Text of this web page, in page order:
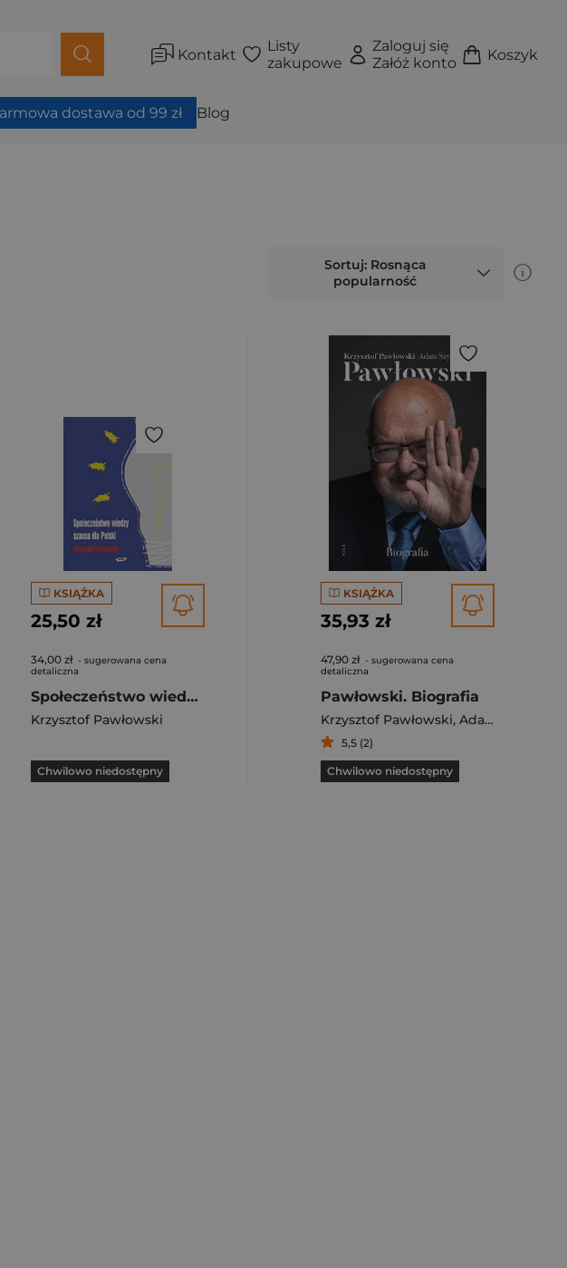
Kontakt
Listy
zakupowe
Zaloguj się
Załóż konto
Koszyk
dostawa od 99 zł Blog
Sortuj: Rosnąca
popularność
KSIĄŻKA
25,50 zł
34,00 zł - sugerowana cena
detaliczna
Społeczeństwo wiedzy – szansa dla Polski
Krzysztof Pawłowski
Chwilowo niedostępny
KSIĄŻKA
35,93 zł
47,90 zł - sugerowana cena
detaliczna
Pawłowski. Biografia
Krzysztof Pawłowski, Adam Szymczak
5,5 (2)
Chwilowo niedostępny